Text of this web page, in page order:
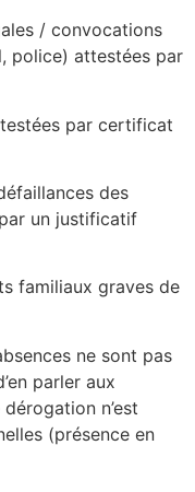
/ convocations
police) attestées par
par certificat
des
un justificatif
familiaux graves de
ne sont pas
parler aux
n’est
(présence en